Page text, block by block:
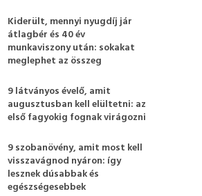
Kiderült, mennyi nyugdíj jár
átlagbér és 40 év
munkaviszony után: sokakat
meglephet az összeg
9 látványos évelő, amit
augusztusban kell elültetni: az
első fagyokig fognak virágozni
9 szobanövény, amit most kell
visszavágnod nyáron: így
lesznek dúsabbak és
egészségesebbek